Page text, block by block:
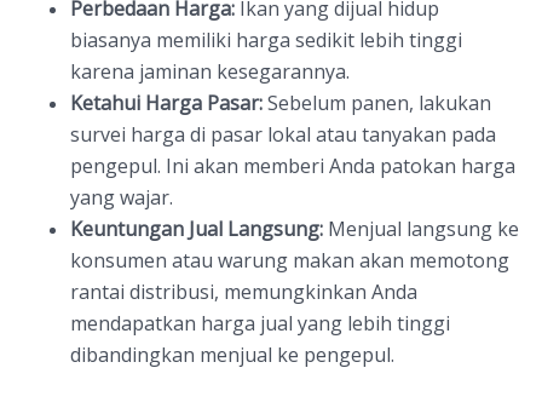
Perbedaan Harga: Ikan yang dijual hidup
biasanya memiliki harga sedikit lebih tinggi
karena jaminan kesegarannya.
Ketahui Harga Pasar:Sebelum panen, lakukan
survei harga di pasar lokal atau tanyakan pada
pengepul. Ini akan memberi Anda patokan harga
yang wajar.
Keuntungan Jual Langsung: Menjual langsung ke
konsumen atau warung makan akan memotong
rantai distribusi, memungkinkan Anda
mendapatkan harga jual yang lebih tinggi
dibandingkan menjual ke pengepul.